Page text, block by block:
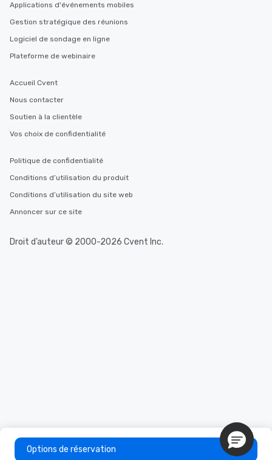
Options de réservation
Applications d'événements mobiles
Gestion stratégique des réunions
Logiciel de sondage en ligne
Plateforme de webinaire
Accueil Cvent
Nous contacter
Soutien à la clientèle
Vos choix de confidentialité
Politique de confidentialité
Conditions d’utilisation du produit
Conditions d’utilisation du site web
Annoncer sur ce site
Droit d’auteur © 2000-2026 Cvent Inc.